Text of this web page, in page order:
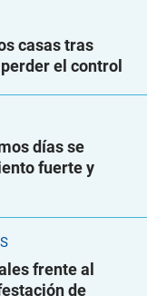
casas tras
el control
días se
fuerte y
frente al
de